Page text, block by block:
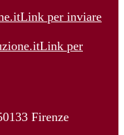
Link per inviare
Link per
Firenze